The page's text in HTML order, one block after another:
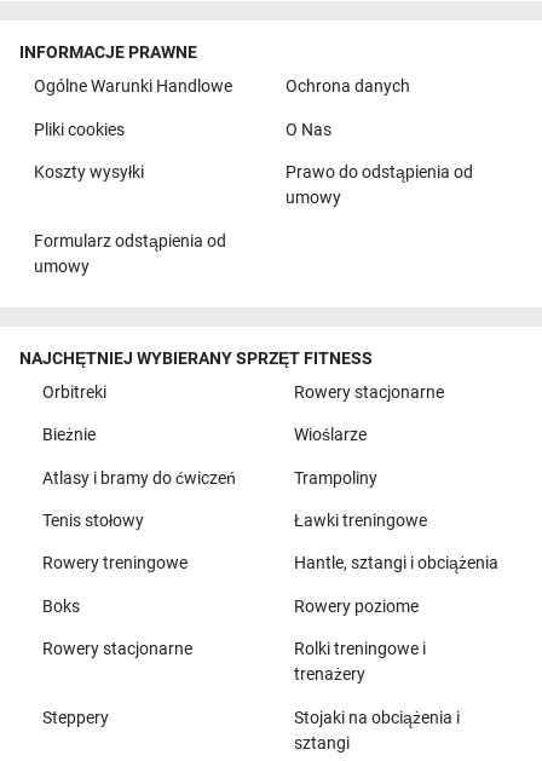
INFORMACJE PRAWNE
Ogólne Warunki Handlowe
Ochrona danych
Pliki cookies O Nas
Koszty wysyłki
Prawo do odstąpienia od
umowy
Formularz odstąpienia od
umowy
NAJCHĘTNIEJ WYBIERANY SPRZĘT FITNESS
Orbitreki
Rowery stacjonarne
Bieżnie Wioślarze
Atlasy i bramy do ćwiczeń Trampoliny
Tenis stołowy Ławki treningowe
Rowery treningowe Hantle, sztangi i obciążenia
Boks Rowery poziome
Rowery stacjonarne
Rolki treningowe i
trenażery
Steppery
Stojaki na obciążenia i
sztangi